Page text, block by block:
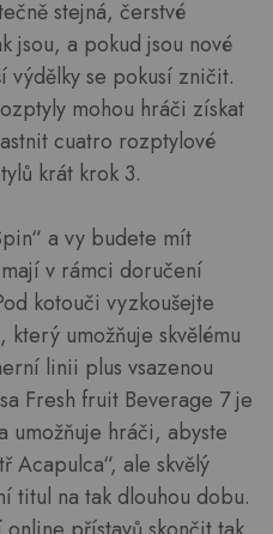
stejná, čerstvé
jsou, a pokud jsou nové
výdělky se pokusí zničit.
mohou hráči získat
cuatro rozptylové
krát krok 3.
a vy budete mít
v rámci doručení
kotouči vyzkoušejte
umožňuje skvělému
linii plus vsazenou
Fresh fruit Beverage 7 je
umožňuje hráči, abyste
Acapulca“, ale skvělý
titul na tak dlouhou dobu.